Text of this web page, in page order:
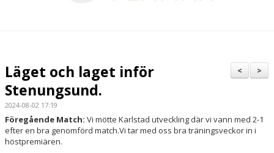
KALENDER
BILDGALLERI
DOKUMENT
>
<
Läget och laget inför
Stenungsund.
2024-08-02 17:19
Föregående Match: Vi mötte Karlstad utveckling där vi vann med 2-1
efter en bra genomförd match.Vi tar med oss bra träningsveckor in i
höstpremiären.